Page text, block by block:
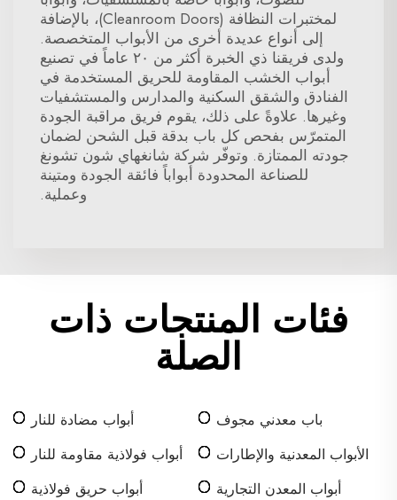
لمختبرات النظافة (Cleanroom Doors)، بالإضافة
إلى أنواع عديدة أخرى من الأبواب المتخصصة.
ولدى فريقنا ذي الخبرة أكثر من ٢٠ عاماً في تصنيع
أبواب الخشب المقاومة للحريق المستخدمة في
الفنادق والشقق السكنية والمدارس والمستشفيات
وغيرها. علاوةً على ذلك، يقوم فريق مراقبة الجودة
المتمرّس بفحص كل باب بدقة قبل الشحن لضمان
جودته الممتازة. وتوفّر شركة شانغهاي شون تشونغ
للصناعة المحدودة أبواباً فائقة الجودة ومتينة
وعملية.
فئات المنتجات ذات
الصلة
باب معدني مجوف
أبواب مضادة للنار
الأبواب المعدنية والإطارات
أبواب فولاذية مقاومة للنار
أبواب المعدن التجارية
أبواب حريق فولاذية